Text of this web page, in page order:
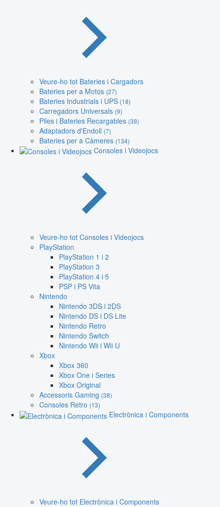
Veure-ho tot Bateries i Cargadors
Bateries per a Motos (27)
Bateries Industrials i UPS (18)
Carregadors Universals (9)
Piles i Bateries Recargables (39)
Adaptadors d'Endoll (7)
Bateries per a Càmeres (134)
Consoles i Videojocs
Veure-ho tot Consoles i Videojocs
PlayStation
PlayStation 1 i 2
PlayStation 3
PlayStation 4 i 5
PSP i PS Vita
Nintendo
Nintendo 3DS i 2DS
Nintendo DS i DS Lite
Nintendo Retro
Nintendo Switch
Nintendo Wii i Wii U
Xbox
Xbox 360
Xbox One i Series
Xbox Original
Accessoris Gaming (38)
Consoles Retro (13)
Electrònica i Components
Veure-ho tot Electrònica i Components